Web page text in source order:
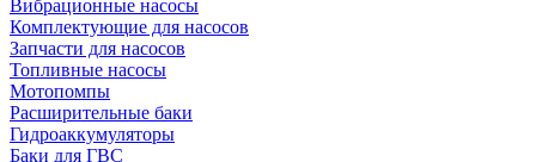
Вибрационные насосы
Комплектующие для насосов
Запчасти для насосов
Топливные насосы
Мотопомпы
Расширительные баки
Гидроаккумуляторы
Баки для ГВС